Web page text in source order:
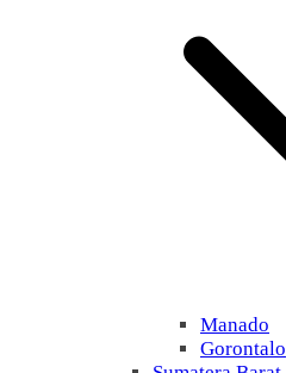
Manado
Gorontalo